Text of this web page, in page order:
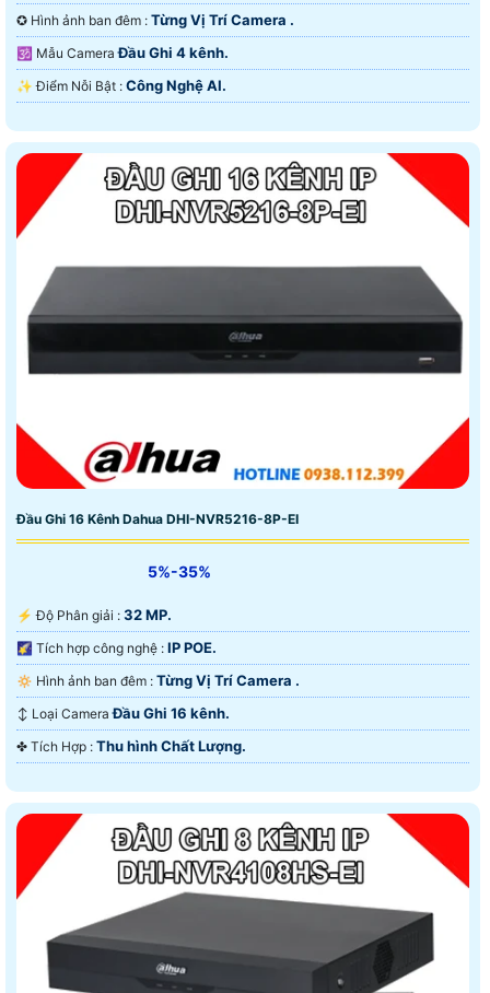
✪ Hình ảnh ban đêm : Từng Vị Trí Camera .
🕉️ Mẫu CameraĐầu Ghi 4 kênh.
️✨ Điểm Nỗi Bật : Công Nghệ AI.
Đầu Ghi 16 Kênh Dahua DHI-NVR5216-8P-EI
5%-35%
️⚡ Độ Phân giải : 32 MP.
🌠 Tích hợp công nghệ : IP POE.
🔅 Hình ảnh ban đêm : Từng Vị Trí Camera .
↕️ Loại CameraĐầu Ghi 16 kênh.
️✤ Tích Hợp : Thu hình Chất Lượng.